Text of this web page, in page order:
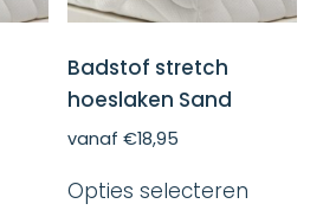
product
Badstof stretch
hoeslaken Sand
vanaf€18,95
Opties selecteren